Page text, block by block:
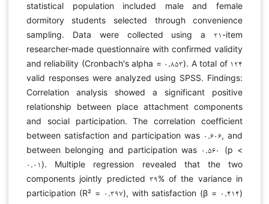
statistical population included male and female
dormitory students selected through convenience
sampling. Data were collected using a ۲۱-item
researcher-made questionnaire with confirmed validity
and reliability (Cronbach's alpha = ۰.۸۵۳). A total of ۱۲۴
valid responses were analyzed using SPSS. Findings:
Correlation analysis showed a significant positive
relationship between place attachment components
and social participation. The correlation coefficient
between satisfaction and participation was ۰.۶۰۶, and
between belonging and participation was ۰.۵۶۰ (p <
۰.۰۱). Multiple regression revealed that the two
components jointly predicted ۳۹% of the variance in
participation (R² = ۰.۳۹۷), with satisfaction (β = ۰.۴۱۴)